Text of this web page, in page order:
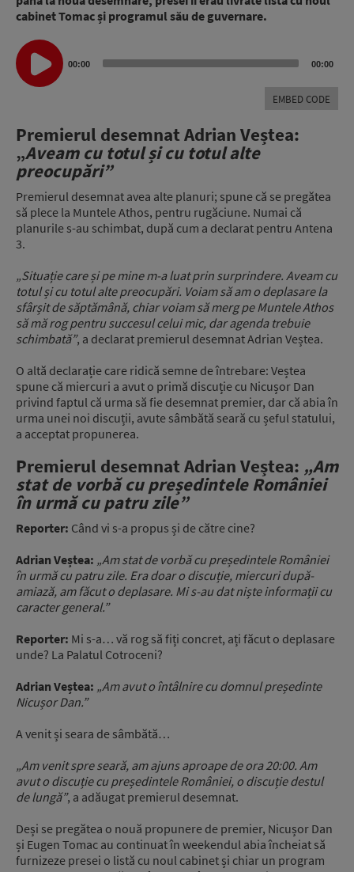
cabinet Tomac și programul său de guvernare.
Audio
Player
00:00 00:00
EMBED CODE
Premierul desemnat Adrian Veștea:
„Aveam cu totul și cu totul alte
preocupări”
Premierul desemnat avea alte planuri; spune că se pregătea
să plece la Muntele Athos, pentru rugăciune. Numai că
planurile s-au schimbat, după cum a declarat pentru Antena
3.
„Situație care și pe mine m-a luat prin surprindere. Aveam cu
totul și cu totul alte preocupări. Voiam să am o deplasare la
sfârșit de săptămână, chiar voiam să merg pe Muntele Athos
să mă rog pentru succesul celui mic, dar agenda trebuie
schimbată”, a declarat premierul desemnat Adrian Veștea.
O altă declarație care ridică semne de întrebare: Veștea
spune că miercuri a avut o primă discuție cu Nicușor Dan
privind faptul că urma să fie desemnat premier, dar că abia în
urma unei noi discuții, avute sâmbătă seară cu șeful statului,
a acceptat propunerea.
Premierul desemnat Adrian Veștea: „Am
stat de vorbă cu președintele României
în urmă cu patru zile”
Reporter: Când vi s-a propus și de către cine?
Adrian Veștea: „Am stat de vorbă cu președintele României
în urmă cu patru zile. Era doar o discuție, miercuri după-
amiază, am făcut o deplasare. Mi s-au dat niște informații cu
caracter general.”
Reporter: Mi s-a… vă rog să fiți concret, ați făcut o deplasare
unde? La Palatul Cotroceni?
Adrian Veștea: „Am avut o întâlnire cu domnul președinte
Nicușor Dan.”
A venit și seara de sâmbătă…
„Am venit spre seară, am ajuns aproape de ora 20:00. Am
avut o discuție cu președintele României, o discuție destul
de lungă”, a adăugat premierul desemnat.
Deși se pregătea o nouă propunere de premier, Nicușor Dan
și Eugen Tomac au continuat în weekendul abia încheiat să
furnizeze presei o listă cu noul cabinet și chiar un program